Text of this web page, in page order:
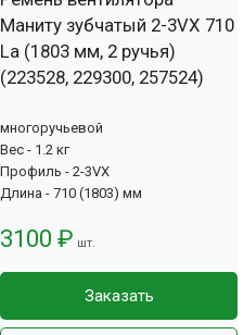
Маниту зубчатый 2-3VX 710
La (1803 мм, 2 ручья)
(223528, 229300, 257524)
многоручьевой
Вес - 1.2 кг
Профиль - 2-3VX
Длина - 710 (1803) мм
3100 ₽ шт.
Заказать